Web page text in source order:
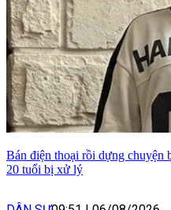
Bán điện thoại rồi dựng chuyện
20 tuổi bị xử lý